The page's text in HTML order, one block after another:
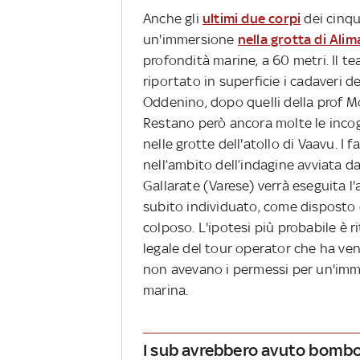
Anche gli ultimi due corpi dei
un'immersione nella grotta di
profondità marine, a 60 metri. Il
riportato in superficie i cadaveri
Oddenino, dopo quelli della prof
Restano però ancora molte le
nelle grotte dell'atollo di Vaavu. I
nell’ambito dell’indagine avviata
Gallarate (Varese) verrà eseguita
subito individuato, come
colposo. L'ipotesi più probabile è
legale del tour operator che ha
non avevano i permessi per
marina.
I sub avrebbero avuto